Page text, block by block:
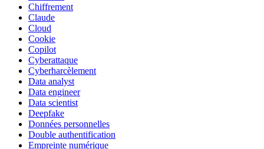
Chiffrement
Claude
Cloud
Cookie
Copilot
Cyberattaque
Cyberharcèlement
Data analyst
Data engineer
Data scientist
Deepfake
Données personnelles
Double authentification
Empreinte numérique